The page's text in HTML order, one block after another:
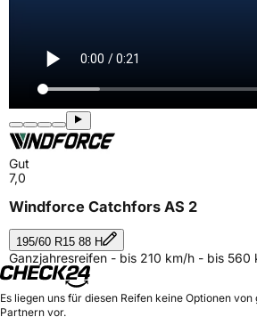
Gut
7,0
Windforce Catchfors AS 2
195/60 R15 88 H
Ganzjahresreifen - bis 210 km/h - bis 560
Es liegen uns für diesen Reifen keine Optionen
Partnern vor.